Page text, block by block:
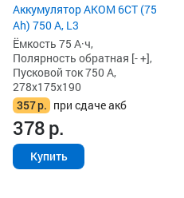
Аккумулятор AKOM 6СТ (75
Ah) 750 А, L3
Ёмкость 75 А·ч,
Полярность обратная [- +],
Пусковой ток 750 А,
278x175x190
357р. при сдаче акб
378р.
Купить